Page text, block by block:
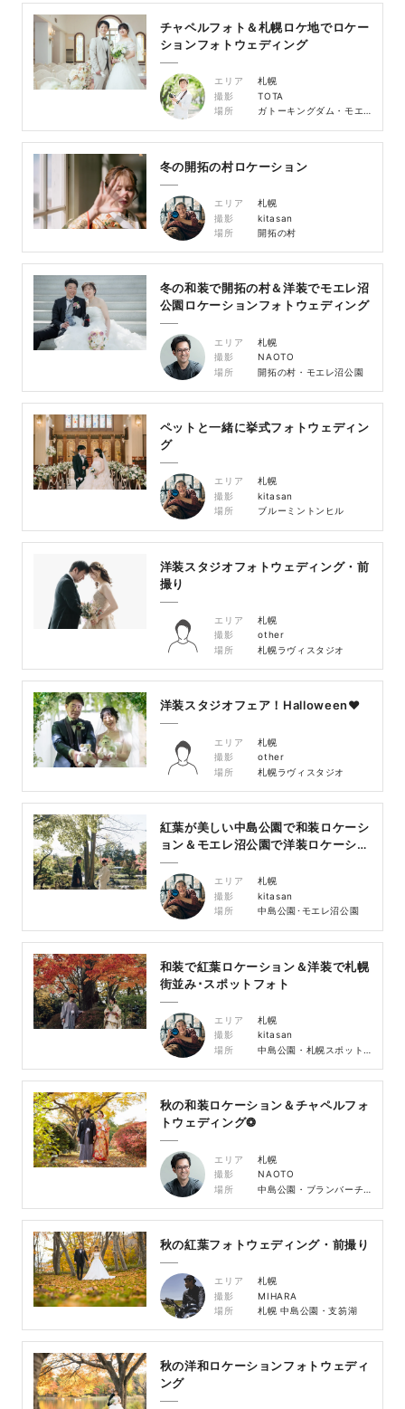
チャペルフォト＆札幌ロケ地でロケー
ションフォトウェディング
エリア
札幌
撮影
TOTA
場所
ガトーキングダム・モエレ沼公園・前田森林公園
冬の開拓の村ロケーション
エリア
札幌
撮影
kitasan
場所
開拓の村
冬の和装で開拓の村＆洋装でモエレ沼
公園ロケーションフォトウェディング
エリア
札幌
撮影
NAOTO
場所
開拓の村・モエレ沼公園
ペットと一緒に挙式フォトウェディン
グ
エリア
札幌
撮影
kitasan
場所
ブルーミントンヒル
洋装スタジオフォトウェディング・前
撮り
エリア
札幌
撮影
other
場所
札幌ラヴィスタジオ
洋装スタジオフェア！Halloween♥
エリア
札幌
撮影
other
場所
札幌ラヴィスタジオ
紅葉が美しい中島公園で和装ロケーシ
ョン＆モエレ沼公園で洋装ロケーショ
ン
エリア
札幌
撮影
kitasan
場所
中島公園･モエレ沼公園
和装で紅葉ロケーション＆洋装で札幌
街並み･スポットフォト
エリア
札幌
撮影
kitasan
場所
中島公園・札幌スポット｜狸小路
秋の和装ロケーション＆チャペルフォ
トウェディング❂
エリア
札幌
撮影
NAOTO
場所
中島公園・ブランバーチチャペル
秋の紅葉フォトウェディング・前撮り
エリア
札幌
撮影
MIHARA
場所
札幌 中島公園・支笏湖
秋の洋和ロケーションフォトウェディ
ング